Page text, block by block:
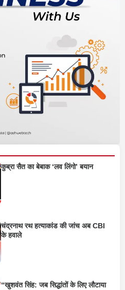
कुब्रा सैत का बेबाक ‘लव लिंगो’ बयान
चंद्रनाथ रथ हत्याकांड की जांच अब CBI
के हवाले
“खुशवंत सिंह: जब सिद्धांतों के लिए लौटाया